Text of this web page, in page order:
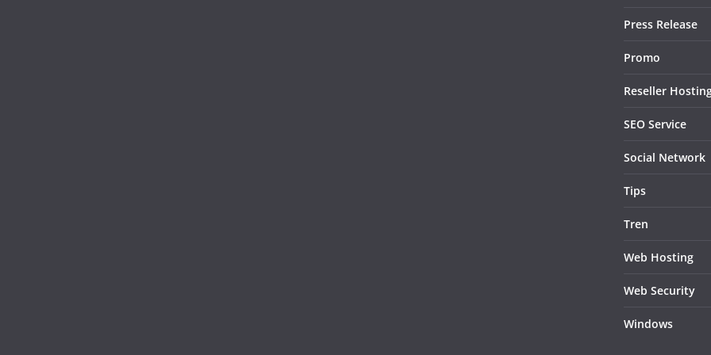
Press Release
Promo
Reseller
SEO Service
Social Network
Tips
Tren
Web Hosting
Web Security
Windows